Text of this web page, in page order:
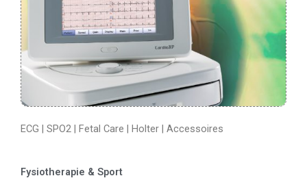
ECG | SPO2 | Fetal Care | Holter | Accessoires
Fysiotherapie & Sport